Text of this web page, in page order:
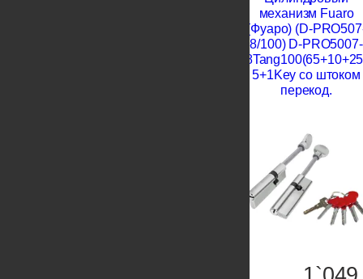
механизм Fuaro
(Фуаро) (D-
8/100) D-PRO5007-
5+1Key со штоком
перекод.